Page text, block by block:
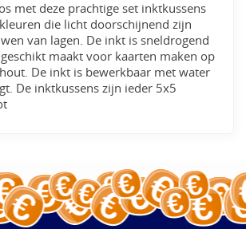
met deze prachtige set inktkussens
die licht doorschijnend zijn
van lagen. De inkt is sneldrogend
maakt voor kaarten maken op
De inkt is bewerkbaar met water
De inktkussens zijn ieder 5x5